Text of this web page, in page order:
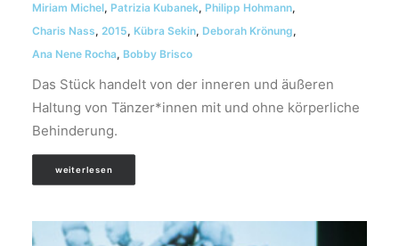
Miriam Michel, Patrizia Kubanek, Philipp Hohmann,
Charis Nass, 2015, Kübra Sekin, Deborah Krönung,
Ana Nene Rocha, Bobby Brisco
Das Stück handelt von der inneren und äußeren
Haltung von Tänzer*innen mit und ohne körperliche
Behinderung.
weiterlesen